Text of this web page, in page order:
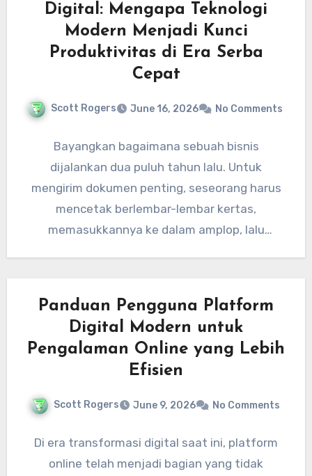
Digital: Mengapa Teknologi
Modern Menjadi Kunci
Produktivitas di Era Serba
Cepat
Scott Rogers June 16, 2026 No Comments
Bayangkan bagaimana sebuah bisnis
dijalankan dua puluh tahun lalu. Untuk
mengirim dokumen penting, seseorang harus
mencetak berlembar-lembar kertas,
memasukkannya ke dalam amplop, lalu
Panduan Pengguna Platform
Digital Modern untuk
Pengalaman Online yang Lebih
Efisien
Scott Rogers June 9, 2026 No Comments
Di era transformasi digital saat ini, platform
online telah menjadi bagian yang tidak